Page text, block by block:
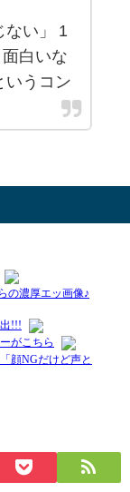
ない」 1
白いな
いうコン